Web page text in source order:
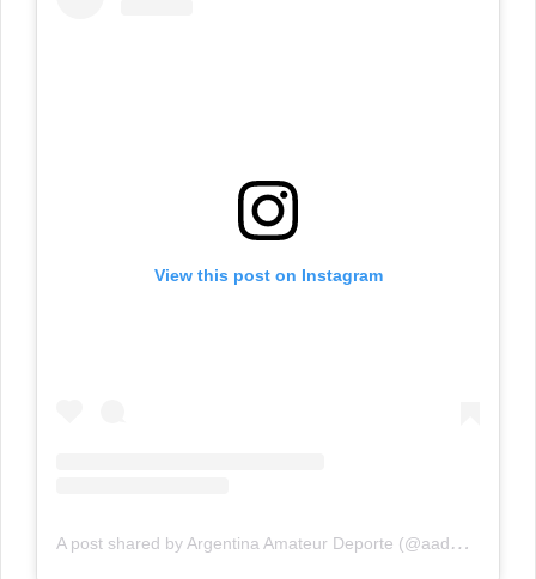
View this post on Instagram
A
post shared by Argentina Amateur Deporte (@aadeporte)